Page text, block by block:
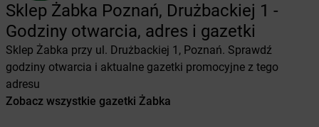
Sklep Żabka Poznań, Drużbackiej 1 -
Godziny otwarcia, adres i gazetki
Sklep Żabka przy ul. Drużbackiej 1, Poznań. Sprawdź
godziny otwarcia i aktualne gazetki promocyjne z tego
adresu
Zobacz wszystkie gazetki Żabka